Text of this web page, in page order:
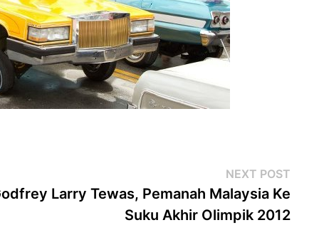
NEXT POSTNext
Larry Tewas, Pemanah Malaysia Ke
Suku Akhir Olimpik 2012